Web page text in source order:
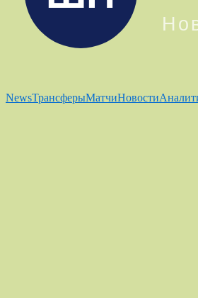
NewsТрансферыМатчиНовости